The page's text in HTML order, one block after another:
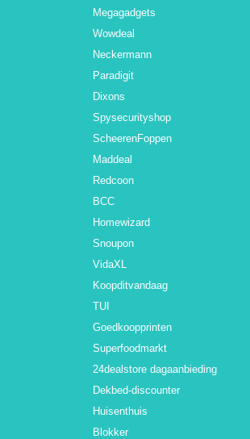
Megagadgets
Wowdeal
Neckermann
Paradigit
Dixons
Spysecurityshop
ScheerenFoppen
Maddeal
Redcoon
BCC
Homewizard
Snoupon
VidaXL
Koopditvandaag
TUI
Goedkoopprinten
Superfoodmarkt
24dealstore dagaanbieding
Dekbed-discounter
Huisenthuis
Blokker